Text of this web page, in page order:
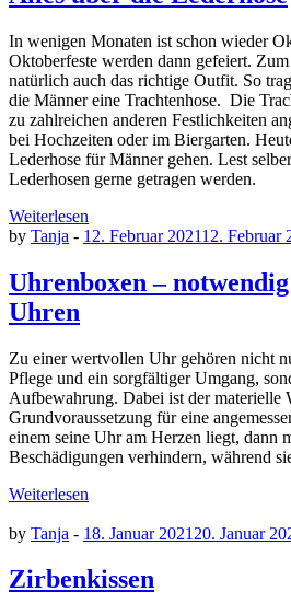
In wenigen Monaten ist schon wieder
Oktoberfeste werden dann gefeiert.
natürlich auch das richtige Outfit. So
die Männer eine Trachtenhose. Die
zu zahlreichen anderen Festlichkeiten
bei Hochzeiten oder im Biergarten.
Lederhose für Männer gehen. Lest
Lederhosen gerne getragen werden.
Weiterlesen
by Tanja - 12. Februar 202112. Februar
Uhrenboxen –
Uhren
Zu einer wertvollen Uhr gehören nicht
Pflege und ein sorgfältiger Umgang,
Aufbewahrung. Dabei ist der materielle
Grundvoraussetzung für eine
einem seine Uhr am Herzen liegt, dann
Beschädigungen verhindern, während
Weiterlesen
by Tanja - 18. Januar 2021 20. Januar
Zirbenkissen